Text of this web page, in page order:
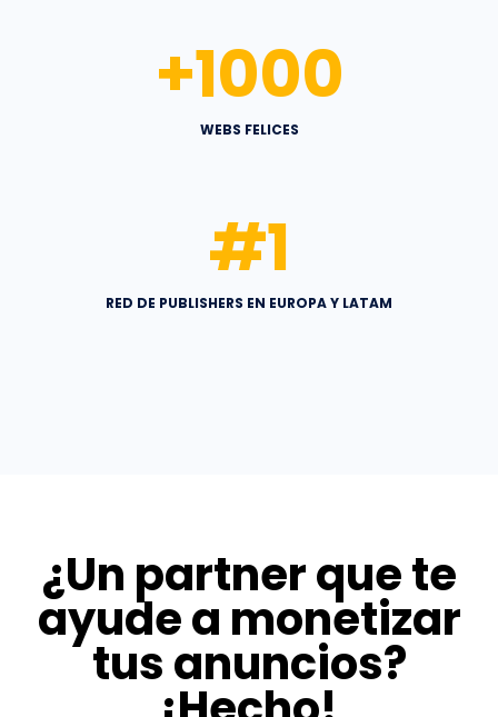
WEBS FELICES
+1000
RED DE PUBLISHERS EN EUROPA Y LATAM
#1
¿Un partner que te
ayude a monetizar
tus anuncios?